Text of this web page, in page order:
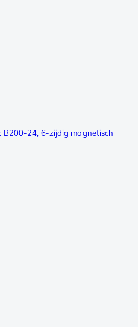
B200-24, 6-zijdig magnetisch